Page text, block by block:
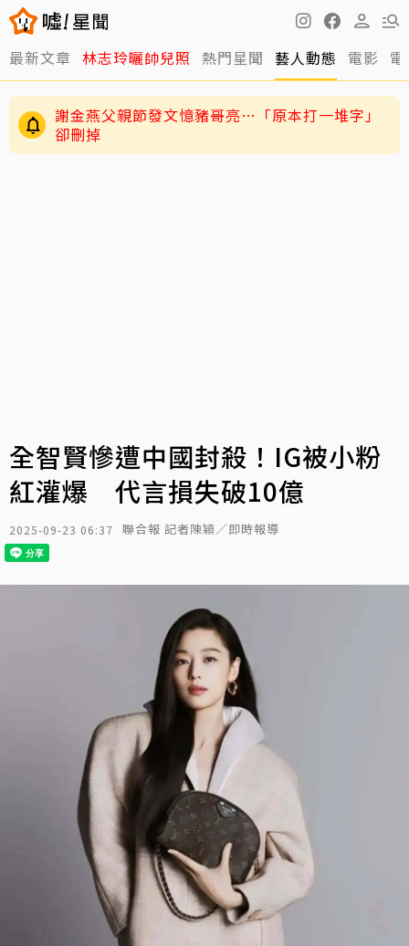
最新文章 林志玲曬帥兒照 熱門星聞 藝人動態 電影
練HYROX練到雙手全是繭！夏和熙拍戲不能拍特
寫
謝金燕父親節發文憶豬哥亮…「原本打一堆字」
卻刪掉
全智賢慘遭中國封殺！IG被小粉
紅灌爆 代言損失破10億
2025-09-23 06:37 聯合報 記者陳穎／即時報導